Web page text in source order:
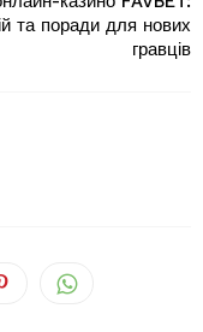
та поради для нових
гравців